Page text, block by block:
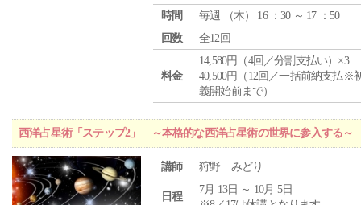
時間
毎週 （木） 16 ：30 ～ 17 ：50
回数
全12回
料金
14,580円（4回／分割支払い）×3
40,500円（12回／一括前納支払※
義開始前まで）
西洋占星術「ステップ2」 ～本格的な西洋占星術の世界に参入する～
講師 狩野 みどり
日程
7月 13日 ～ 10月 5日